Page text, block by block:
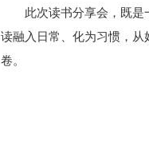
此次读书分享会，既
读融入日常、化为习惯，
卷。